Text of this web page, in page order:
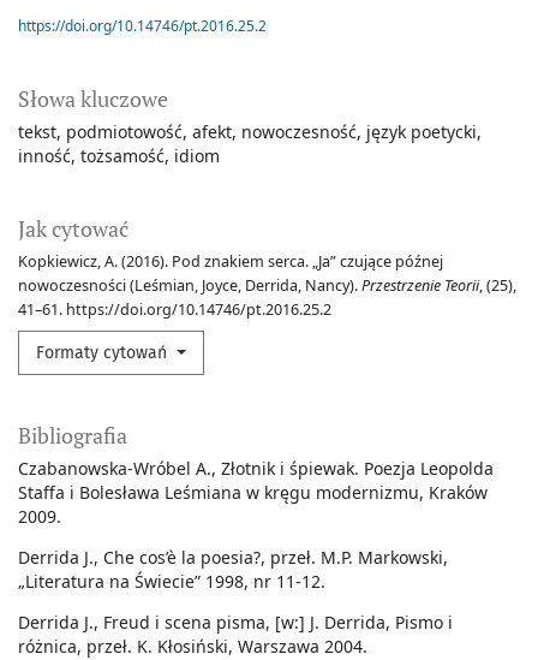
Słowa kluczowe
tekst podmiotowość afekt nowoczesność język poetycki
inność tożsamość idiom
Jak cytować
Kopkiewicz, A. (2016). Pod znakiem serca. „Ja” czujące późnej
nowoczesności (Leśmian, Joyce, Derrida, Nancy).Przestrzenie Teorii, (25),
41–61. https://doi.org/10.14746/pt.2016.25.2
Formaty cytowań
https://doi.org/10.14746/pt.2016.25.2
Bibliografia
Czabanowska-Wróbel A., Złotnik i śpiewak. Poezja Leopolda
Staffa i Bolesława Leśmiana w kręgu modernizmu, Kraków
2009.
Derrida J., Che cos’è la poesia?, przeł. M.P. Markowski,
„Literatura na Świecie” 1998, nr 11-12.
Derrida J., Freud i scena pisma, [w:] J. Derrida, Pismo i
różnica, przeł. K. Kłosiński, Warszawa 2004.